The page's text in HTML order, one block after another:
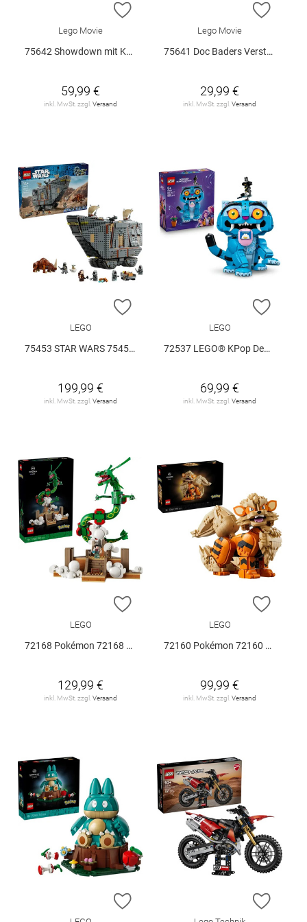
ZUR WUNSCHLISTE HINZUFÜGEN
Lego Movie
75642 Showdown mit Kapitän Smoker V29
59,99 €
inkl. MwSt. zzgl.Versand
ZUR
Lego Movie
75641 Doc Baders Versteck V29
29,99 €
inkl. MwSt. zzgl.Versand
ZUR WUNSCHLISTE HINZUFÜGEN
LEGO
75453 STAR WARS 75453 V29
199,99 €
inkl. MwSt. zzgl.Versand
ZUR
LEGO
72537 LEGO® KPop Demon Hunters 72537 V29
69,99 €
inkl. MwSt. zzgl.Versand
ZUR WUNSCHLISTE HINZUFÜGEN
LEGO
72168 Pokémon 72168 V29
129,99 €
inkl. MwSt. zzgl. Versand
ZUR
LEGO
72160 Pokémon 72160 V29
99,99 €
inkl. MwSt. zzgl. Versand
ZUR WUNSCHLISTE HINZUFÜGEN
ZUR